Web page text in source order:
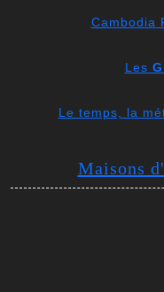
Cambodia
Les G
Le temps, la
Maisons